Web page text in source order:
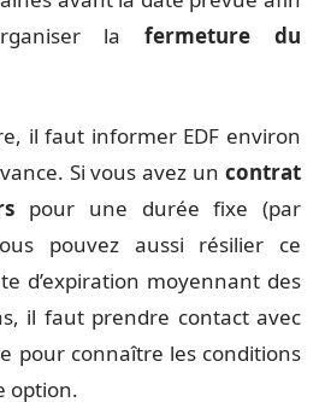
lafermeture du
il faut informer EDF environ
Si vous avez un contrat
pour une durée fixe (par
pouvez aussi résilier ce
d’expiration moyennant des
il faut prendre contact avec
pour connaître les conditions
option.